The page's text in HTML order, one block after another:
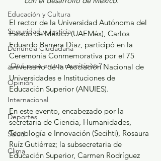
Educación y Cultura
Seguridad y Justicia
Denuncia Ciudadana
¿Qué pasa en tus municipios?
Opinión
Internacional
Deportes
Salud
Clima
El rector de la Universidad Autónoma del
Estado de México (UAEMéx), Carlos
Eduardo Barrera Díaz, participó en la
Ceremonia Conmemorativa por el 75
aniversario de la Asociación Nacional de
Universidades e Instituciones de
Educación Superior (ANUIES).
En este evento, encabezado por la
secretaria de Ciencia, Humanidades,
Tecnología e Innovación (Secihti), Rosaura
Ruíz Gutiérrez; la subsecretaria de
Educación Superior, Carmen Rodríguez